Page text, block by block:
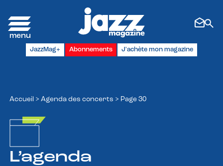
JazzMag+ Abonnements J'achète mon magazine
Accueil > Agenda des concerts > Page 30
L’agenda